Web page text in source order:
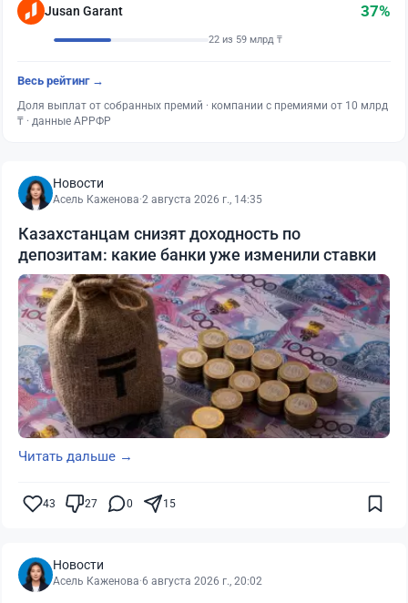
Jusan Garant 37%
22 из 59 млрд ₸
Весь рейтинг →
Доля выплат от собранных премий · компании с премиями от 10 млрд
₸ · данные АРРФР
Новости
Асель Каженова·2 августа 2026 г., 14:35
Казахстанцам снизят доходность по
депозитам: какие банки уже изменили ставки
Читать дальше →
43 27 0 15
Новости
Асель Каженова·6 августа 2026 г., 20:02